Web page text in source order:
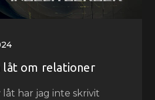
låt om relationer
låt har jag inte skrivit